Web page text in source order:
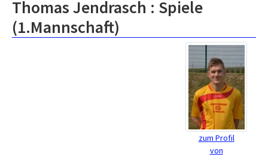
Thomas Jendrasch : Spiele
(1.Mannschaft)
zum Profil
von